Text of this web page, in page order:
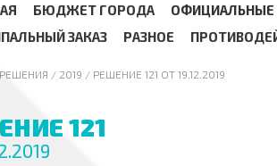
БЮДЖЕТ ГОРОДА
ОФИЦИАЛЬНЫЕ
ЗАКАЗ
РАЗНОЕ
/ 2019 / РЕШЕНИЕ 121 ОТ 19.12.2019
121